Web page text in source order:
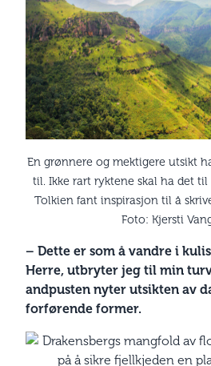
En grønnere og mektigere utsikt
til. Ikke rart ryktene skal ha det
Tolkien fant inspirasjon til å
Foto: Kjersti
– Dette er som å vandre i
Herre, utbryter jeg til min
andpusten nyter utsikten av
forførende former.